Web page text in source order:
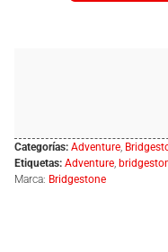
Categorías: Adventure,
Etiquetas: Adventure,
Marca: Bridgestone